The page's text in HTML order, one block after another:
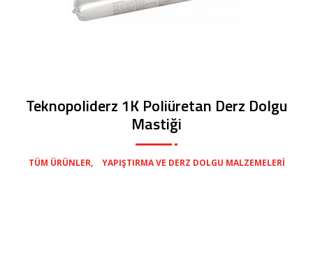
Teknopoliderz 1K Poliüretan Derz Dolgu
Mastiği
TÜM ÜRÜNLER YAPIŞTIRMA VE DERZ DOLGU MALZEMELERI